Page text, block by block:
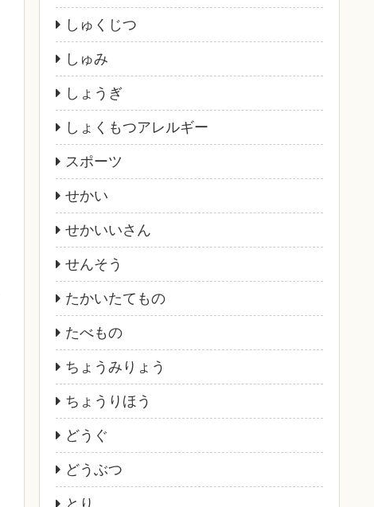
しゅくじつ
しゅみ
しょうぎ
しょくもつアレルギー
スポーツ
せかい
せかいいさん
せんそう
たかいたてもの
たべもの
ちょうみりょう
ちょうりほう
どうぐ
どうぶつ